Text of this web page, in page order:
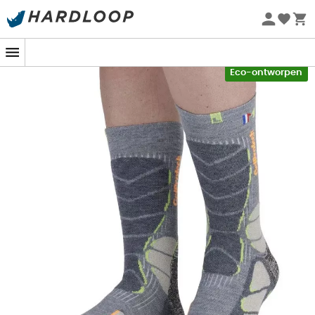
Zomeraanbiedingen 🔥 -5% EXTRA vanaf 2 producten* met
Eco-ontworpen
Bescherming van hallux valgus dankzij een zak die
schokabsorberende siliconengel kan bevatten
Anatomische constructie voor linker- en
Versterkte hielen en tenen
Ergonomische badstofzool van 80% merinowol
Verstevigingen ter bescherming van scheenbeen,
wreef, interne hiel, enkel en achillespees
Anatomische constructie voor linker- en
Versterkte hielen en tenen met Friction Free om
blaren te voorkomen
Verstevigingen ter bescherming van scheenbeen,